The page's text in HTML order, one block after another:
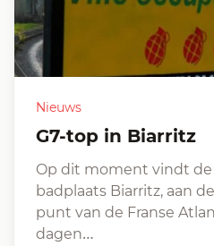
Nieuws
G7-top in Biarritz
Op dit moment vindt de
badplaats Biarritz, aan
punt van de Franse
dagen…